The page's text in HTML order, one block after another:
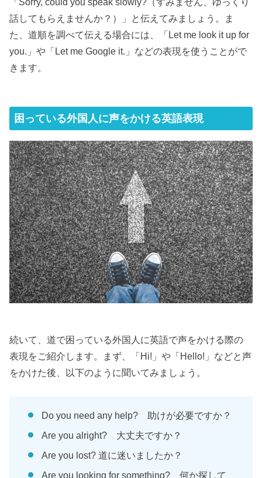
話してもらえませんか？）」と伝えてみましょう。ま
た、道順を調べて伝える場合には、「Let me look it up for
you.」や「Let me Google it.」などの表現を使うことがで
きます。
困っている外国人に声をかける英語表現
続いて、道で困っている外国人に英語で声をかける際の
表現をご紹介します。まず、「Hi!」や「Hello!」などと声
をかけた後、以下のように聞いてみましょう。
Do you need any help? 助けが必要ですか？
Are you alright? 大丈夫ですか？
Are you lost? 道に迷いましたか？
Are you looking for something? 何か探して